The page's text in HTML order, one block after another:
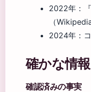
2022年 ：
（Wikipedia
2024年 ：
確かな情
確認済みの事実